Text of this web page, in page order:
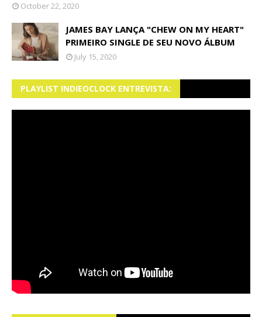
October 22, 2020
JAMES BAY LANÇA "CHEW ON MY HEART"
PRIMEIRO SINGLE DE SEU NOVO ÁLBUM
July 15, 2020
PLAYLIST INDIEOCLOCK ENTREVISTA: